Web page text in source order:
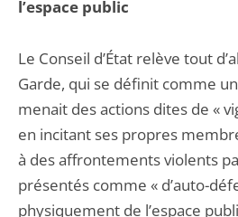
l’espace public
Le Conseil d’État relève tout
Garde, qui se définit comme
menait des actions dites de «
en incitant ses propres
à des affrontements violents
présentés comme « d’auto-
physiquement de l’espace